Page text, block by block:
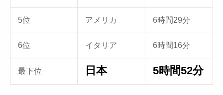
5位 アメリカ 6時間29分
6位 イタリア 6時間16分
最下位 日本 5時間52分